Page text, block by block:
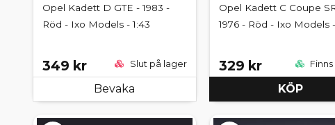
Opel Kadett D GTE - 1983 -
Röd - Ixo Models - 1:43
349 kr Slut på lager
Bevaka
Opel Kadett C Coupe
1976 - Röd - Ixo Models -
329 kr
KÖP